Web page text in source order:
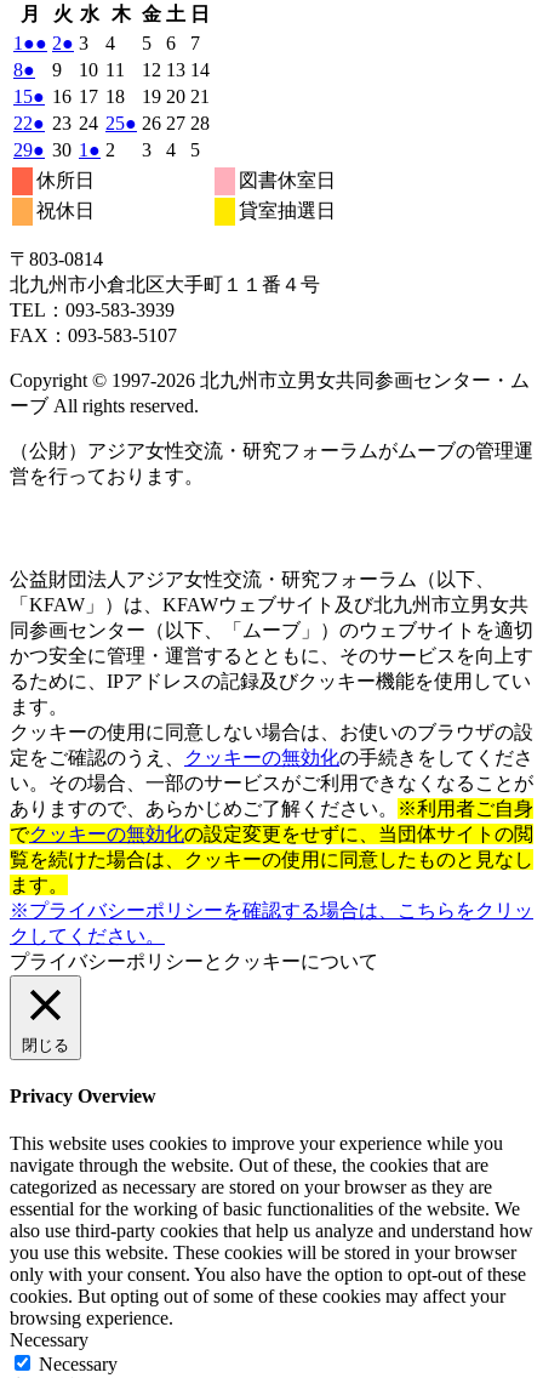
月
月
曜
日
火 火
曜
日
水 水
曜
日
木木
曜
日
金金
曜
日
土 土
曜
日
日
1 2026
年
6
月
1
日
●● (2
件
の
イ
ベ
ン
ト)
22026
年
6
月
2
日
● (1
件
の
イ
ベ
ン
ト)
32026
年
6
月
3
日
42026
年
6
月
4
日
52026
年
6
月
5
日
62026
年
6
月
6
日
72026
年
6
月
7
日
82026
年
6
月
8
日
●
件
の
イ
ベ
ン
ト)
92026
年
6
月
9
日
102026
年
月
10
11
2026
6
月
11
12 2026
年
6
月
12
132026
年
6
月
13
142026
14
152026
年
6
月
15
日
● (1
件
の
イ
ベ
ン
162026
年
6
月
16
日
172026
年
月
182026
年
192026
年
202026
年
6
21
月
222026
年
6
月
22
● (1
件
の
イ
ベ
ト)
232026
年
6
月
23
242026
年
252026
● (1
件
ト)
262026
年
272026
年
282026
6
月
292026
年
6
月
日
● (1
件
の
イ
ベ
ン
ト)
302026
年
6
月
日
1 2026
年
7
月
日
● (1
ベ
ン
ト)
2 2026
32026
42026
52026
年
休所日
図書休室日
祝休日
貸室抽選日
〒803‐0814
北九州市小倉北区大手町１１番４号
TEL：093‐583‐3939
FAX：093‐583‐5107
Copyright © 1997‐2026 北九州市立男女共同参画センター・ム
ーブ All rights reserved.
（公財）アジア女性交流・研究フォーラムがムーブの管理運
営を行っております。
公益財団法人アジア女性交流・研究フォーラム（以下、
「KFAW」）は、KFAWウェブサイト及び北九州市立男女共
同参画センター（以下、「ムーブ」）のウェブサイトを適切
かつ安全に管理・運営するとともに、そのサービスを向上す
るために、IPアドレスの記録及びクッキー機能を使用してい
ます。
クッキーの使用に同意しない場合は、お使いのブラウザの設
定をご確認のうえ、
クッキーの無効化の手続きをしてくださ
い。その場合、一部のサービスがご利用できなくなることが
ありますので、あらかじめご了解ください。
※利用者ご自身
でクッキーの無効化の設定変更をせずに、当団体サイトの閲
覧を続けた場合は、クッキーの使用に同意したものと見なし
ます。
※プライバシーポリシーを確認する場合は、こちらをクリッ
クしてください。
プライバシーポリシーとクッキーについて
閉じる
Privacy Overview
This website uses cookies to improve your experience while you
navigate through the website. Out of these, the cookies that are
categorized as necessary are stored on your browser as they are
essential for the working of basic functionalities of the website. We
also use third-party cookies that help us analyze and understand how
you use this website. These cookies will be stored in your browser
only with your consent. You also have the option to opt-out of these
cookies. But opting out of some of these cookies may affect your
browsing experience.
Necessary
Necessary